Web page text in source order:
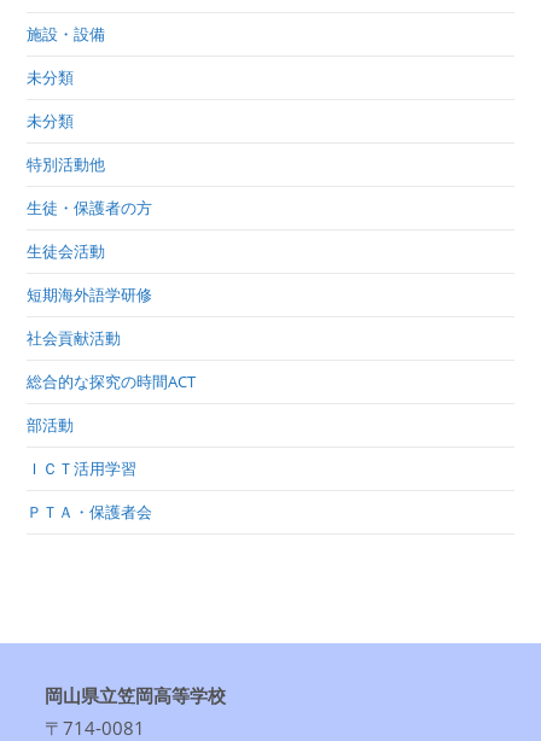
施設・設備
未分類
未分類
特別活動他
生徒・保護者の方
生徒会活動
短期海外語学研修
社会貢献活動
総合的な探究の時間ACT
部活動
ＩＣＴ活用学習
ＰＴＡ・保護者会
岡山県立笠岡高等学校
〒714-0081